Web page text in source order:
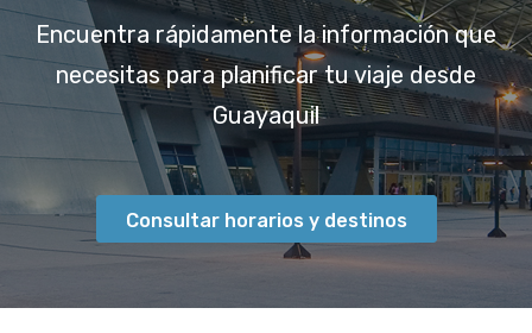
Encuentra rápidamente la información que
necesitas para planificar tu viaje desde
Guayaquil
Consultar horarios y destinos